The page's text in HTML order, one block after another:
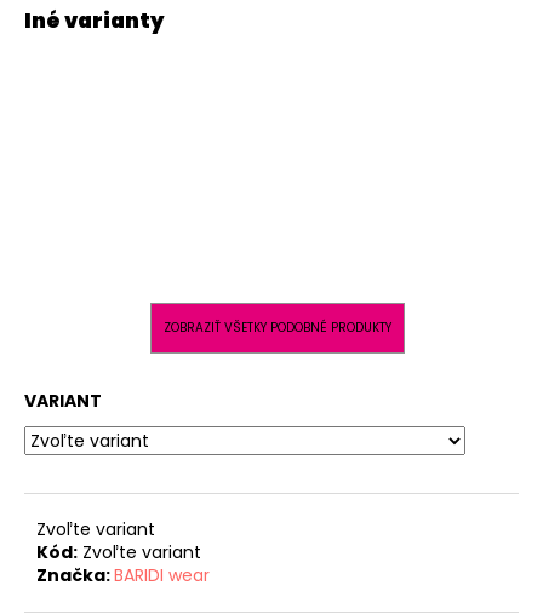
ZOBRAZIŤ VŠETKY PODOBNÉ PRODUKTY
VARIANT
Zvoľte variant
Kód: Zvoľte variant
Značka:BARIDI wear